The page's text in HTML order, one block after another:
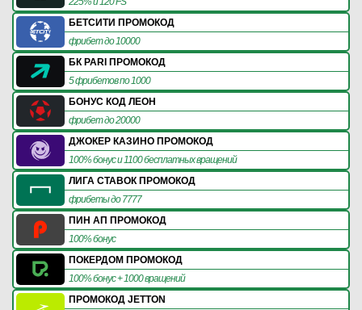
БЕТСИТИ ПРОМОКОД
фрибет до 10000
БК PARI ПРОМОКОД
5 фрибетов по 1000
БОНУС КОД ЛЕОН
фрибет до 20000
ДЖОКЕР КАЗИНО ПРОМОКОД
100% бонус и 1100 бесплатных вращений
ЛИГА СТАВОК ПРОМОКОД
фрибеты до 7777
ПИН АП ПРОМОКОД
100% бонус
ПОКЕРДОМ ПРОМОКОД
100% бонус + 1000 вращений
ПРОМОКОД JETTON